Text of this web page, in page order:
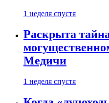
1 неделя спустя
Раскрыта
Медичи
1 неделя спустя